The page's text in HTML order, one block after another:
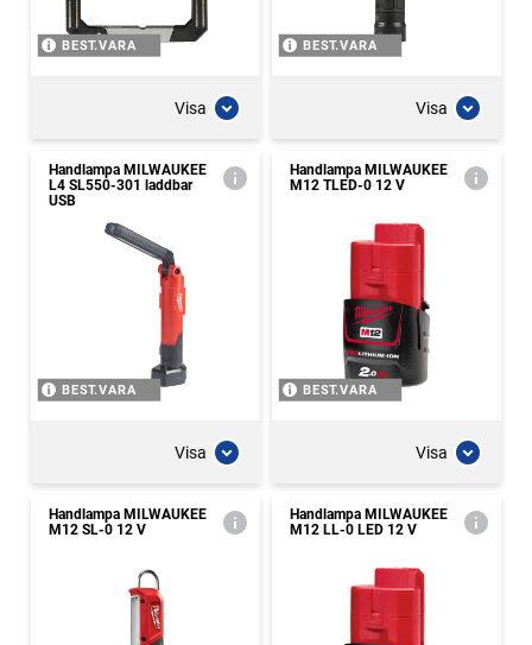
BEST.VARA
Visa
BEST.VARA
Visa
Handlampa MILWAUKEE
L4 SL550-301 laddbar
USB
BEST.VARA
Visa
Handlampa MILWAUKEE
M12 TLED-0 12 V
BEST.VARA
Visa
Handlampa MILWAUKEE
M12 SL-0 12 V
Handlampa MILWAUKEE
M12 LL-0 LED 12 V